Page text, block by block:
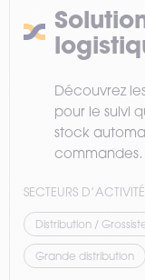
Découvrez
pour le suivi
stock
commandes…
SECTEURS D’ACTIVITÉ
Distribution /
Grande distribution